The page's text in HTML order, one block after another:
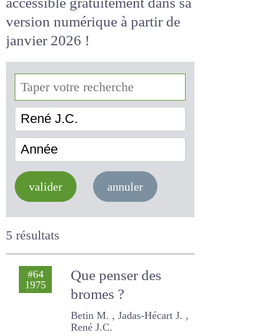
accessiblegratuitementdans
sa version numérique
de janvier 2026 !
René J.C.
valider annuler
5 résultats
#64
Que penser des
bromes ?
Betin M. , Jadas-Hécart J. ,